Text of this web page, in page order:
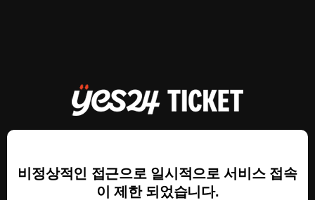
비정상적인 접근으로 일시적으로 서비스 접속
이 제한 되었습니다.